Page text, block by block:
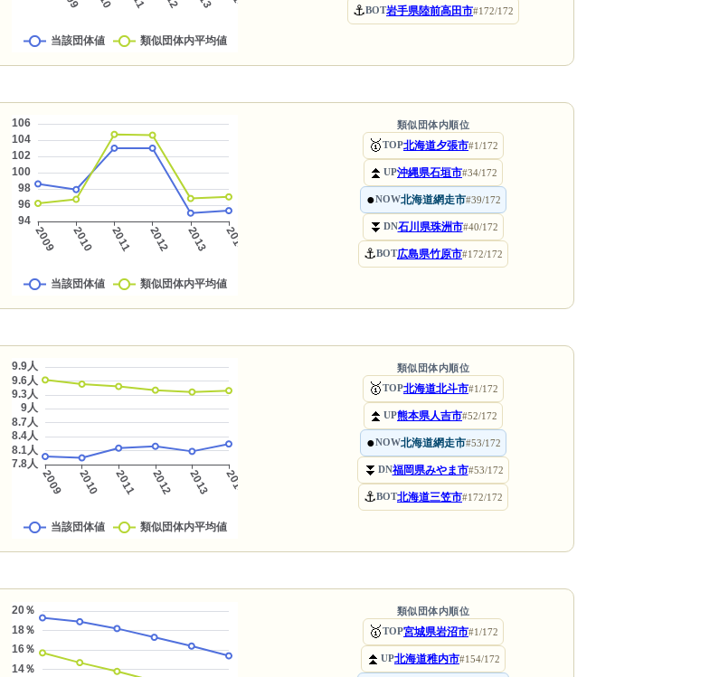
⚓BOT岩手県陸前高田市#172/172
類似団体内順位
🥇TOP北海道夕張市#1/172
⏫ UP沖縄県石垣市#34/172
●NOW北海道網走市#39/172
⏬ DN石川県珠洲市#40/172
⚓BOT広島県竹原市#172/172
類似団体内順位
🥇TOP北海道北斗市#1/172
⏫ UP熊本県人吉市#52/172
●NOW北海道網走市#53/172
⏬ DN福岡県みやま市#53/172
⚓BOT北海道三笠市#172/172
類似団体内順位
🥇TOP宮城県岩沼市#1/172
⏫ UP北海道稚内市#154/172